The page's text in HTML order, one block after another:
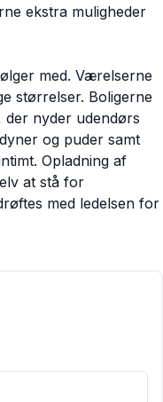
ekstra muligheder
med. Værelserne
størrelser. Boligerne
nyder udendørs
og puder samt
Opladning af
at stå for
med ledelsen for